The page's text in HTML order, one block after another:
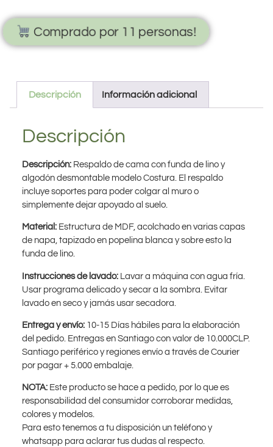
Comprado por 11 personas!
Descripción Información adicional
Descripción
Descripción: Respaldo de cama con funda de lino y
algodón desmontable modelo Costura. El respaldo
incluye soportes para poder colgar al muro o
simplemente dejar apoyado al suelo.
Material: Estructura de MDF, acolchado en varias capas
de napa, tapizado en popelina blanca y sobre esto la
funda de lino.
Instrucciones de lavado: Lavar a máquina con agua fría.
Usar programa delicado y secar a la sombra. Evitar
lavado en seco y jamás usar secadora.
Entrega y envío: 10-15 Días hábiles para la elaboración
del pedido. Entregas en Santiago con valor de 10.000CLP.
Santiago periférico y regiones envío a través de Courier
por pagar + 5.000 embalaje.
NOTA: Este producto se hace a pedido, por lo que es
responsabilidad del consumidor corroborar medidas,
colores y modelos.
Para esto tenemos a tu disposición un teléfono y
whatsapp para aclarar tus dudas al respecto.